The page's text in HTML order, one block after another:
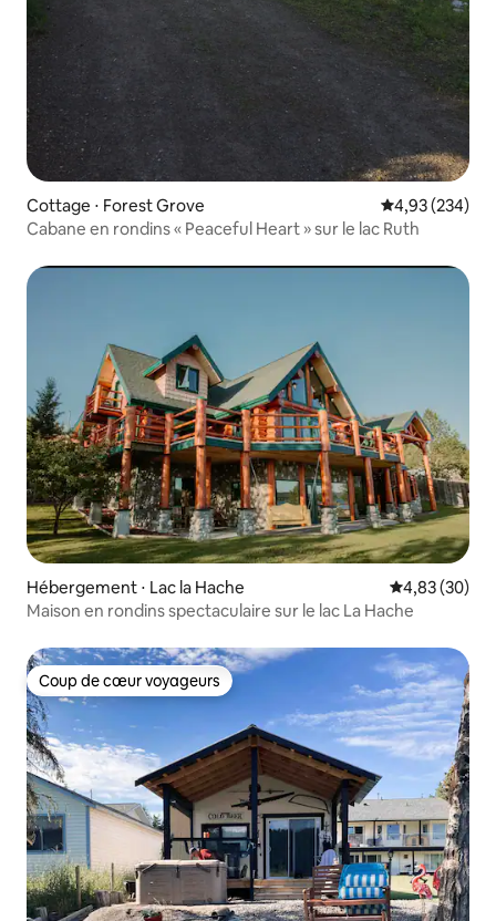
Cottage ⋅ Forest Grove Évaluation
4,93 (234)
Cabane en rondins « Peaceful Heart » sur le lac Ruth
Hébergement ⋅ Lac la Hache Évaluation
4,83 (30)
Maison en rondins spectaculaire sur le lac La Hache
Coup de cœur voyageurs
Coup de cœur voyageurs